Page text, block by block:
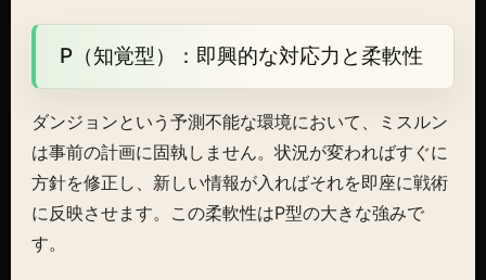
P（知覚型）：即興的な対応力と柔軟性
ダンジョンという予測不能な環境において、ミスルン
は事前の計画に固執しません。状況が変わればすぐに
方針を修正し、新しい情報が入ればそれを即座に戦術
に反映させます。この柔軟性はP型の大きな強みで
す。